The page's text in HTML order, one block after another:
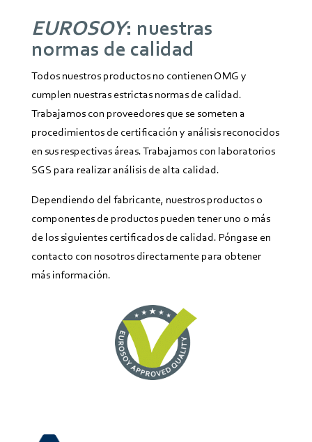
EUROSOY: nuestras
normas de calidad
Todos nuestros productos no contienen OMG y
cumplen nuestras estrictas normas de calidad.
Trabajamos con proveedores que se someten a
procedimientos de certificación y análisis reconocidos
en sus respectivas áreas.Trabajamos con laboratorios
SGS para realizar análisis de alta calidad.
Dependiendo del fabricante, nuestros productos o
componentes de productos pueden tener uno o más
de los siguientes certificados de calidad. Póngase en
contacto con nosotros directamente para obtener
más información.